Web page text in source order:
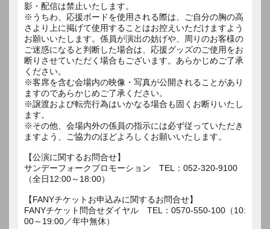
影・配信は禁止いたします。
※うちわ、応援ボードを使用される際は、ご自分の胸の高
さより上に掲げて使用することはお控えいただけますよう
お願いいたします。係員が演出の妨げや、周りのお客様の
ご迷惑になると判断した場合は、応援グッズのご使用をお
断りさせていただく場合もございます。あらかじめご了承
ください。
※客席を含む会場内の映像・写真が公開されることがあり
ますのであらかじめご了承ください。
※譲渡および転売行為はいかなる場合も固くお断りいたし
ます。
※その他、会場内外の係員の指示には必ず従っていただき
ますよう、ご協力のほどよろしくお願いいたします。
【公演に関するお問合せ】
サンデーフォークプロモーション TEL：052-320-9100
（全日12:00～18:00）
【FANYチケットお申込みに関するお問合せ】
FANYチケット問合せダイヤル TEL：0570-550-100（10:
00～19:00／年中無休）